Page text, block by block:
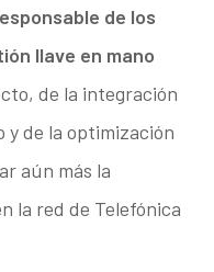
de los
llave en mano
de la integración
y de la optimización
aún más la
la red de Telefónica